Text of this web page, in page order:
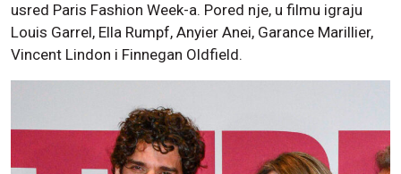
usred Paris Fashion Week-a. Pored nje, u filmu igraju
Louis Garrel, Ella Rumpf, Anyier Anei, Garance Marillier,
Vincent Lindon i Finnegan Oldfield.